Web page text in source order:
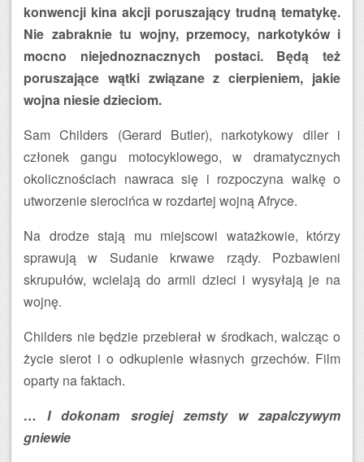
konwencji kina akcji poruszający trudną tematykę.
Nie zabraknie tu wojny, przemocy, narkotyków i
mocno niejednoznacznych postaci. Będą też
poruszające wątki związane z cierpieniem, jakie
wojna niesie dzieciom.
Sam Childers (Gerard Butler), narkotykowy diler i
członek gangu motocyklowego, w dramatycznych
okolicznościach nawraca się i rozpoczyna walkę o
utworzenie sierocińca w rozdartej wojną Afryce.
Na drodze stają mu miejscowi watażkowie, którzy
sprawują w Sudanie krwawe rządy. Pozbawieni
skrupułów, wcielają do armii dzieci i wysyłają je na
wojnę.
Childers nie będzie przebierał w środkach, walcząc o
życie sierot i o odkupienie własnych grzechów. Film
oparty na faktach.
… I dokonam srogiej zemsty w zapalczywym
gniewie